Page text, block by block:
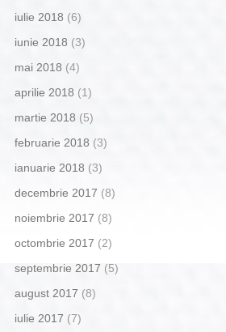
iulie 2018 (6)
iunie 2018 (3)
mai 2018 (4)
aprilie 2018 (1)
martie 2018 (5)
februarie 2018 (3)
ianuarie 2018 (3)
decembrie 2017 (8)
noiembrie 2017 (8)
octombrie 2017 (2)
septembrie 2017 (5)
august 2017 (8)
iulie 2017 (7)